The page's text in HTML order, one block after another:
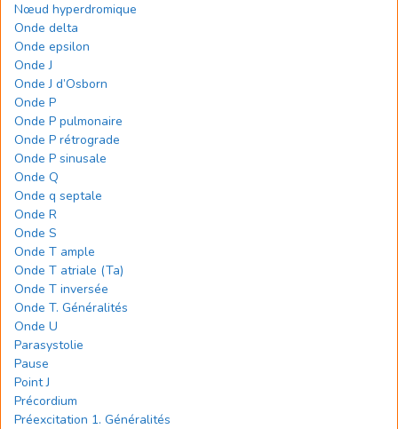
Nœud hyperdromique
Onde delta
Onde epsilon
Onde J
Onde J d’Osborn
Onde P
Onde P pulmonaire
Onde P rétrograde
Onde P sinusale
Onde Q
Onde q septale
Onde R
Onde S
Onde T ample
Onde T atriale (Ta)
Onde T inversée
Onde T. Généralités
Onde U
Parasystolie
Pause
Point J
Précordium
Préexcitation 1. Généralités